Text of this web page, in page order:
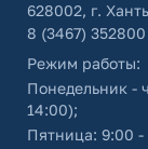
628002, г.
8 (3467) 352800
Режим работы:
Понедельник -
14:00);
Пятница: 9:00 -